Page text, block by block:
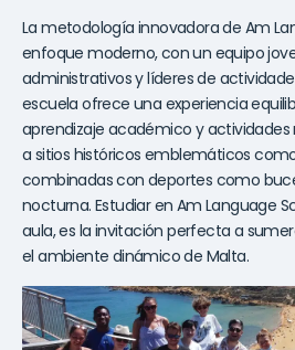
La metodología innovadora de Am
enfoque moderno, con un equipo
administrativos y líderes de
escuela ofrece una experiencia
aprendizaje académico y
a sitios históricos emblemáticos
combinadas con deportes como
nocturna. Estudiar en Am Language
aula, es la invitación perfecta a
el ambiente dinámico de Malta.